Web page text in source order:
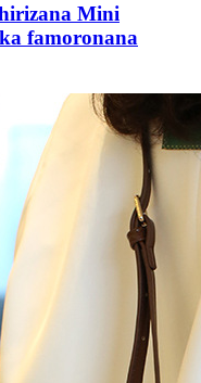
Mini
famoronana